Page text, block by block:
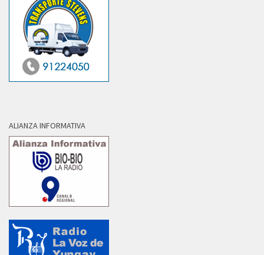
ALIANZA INFORMATIVA